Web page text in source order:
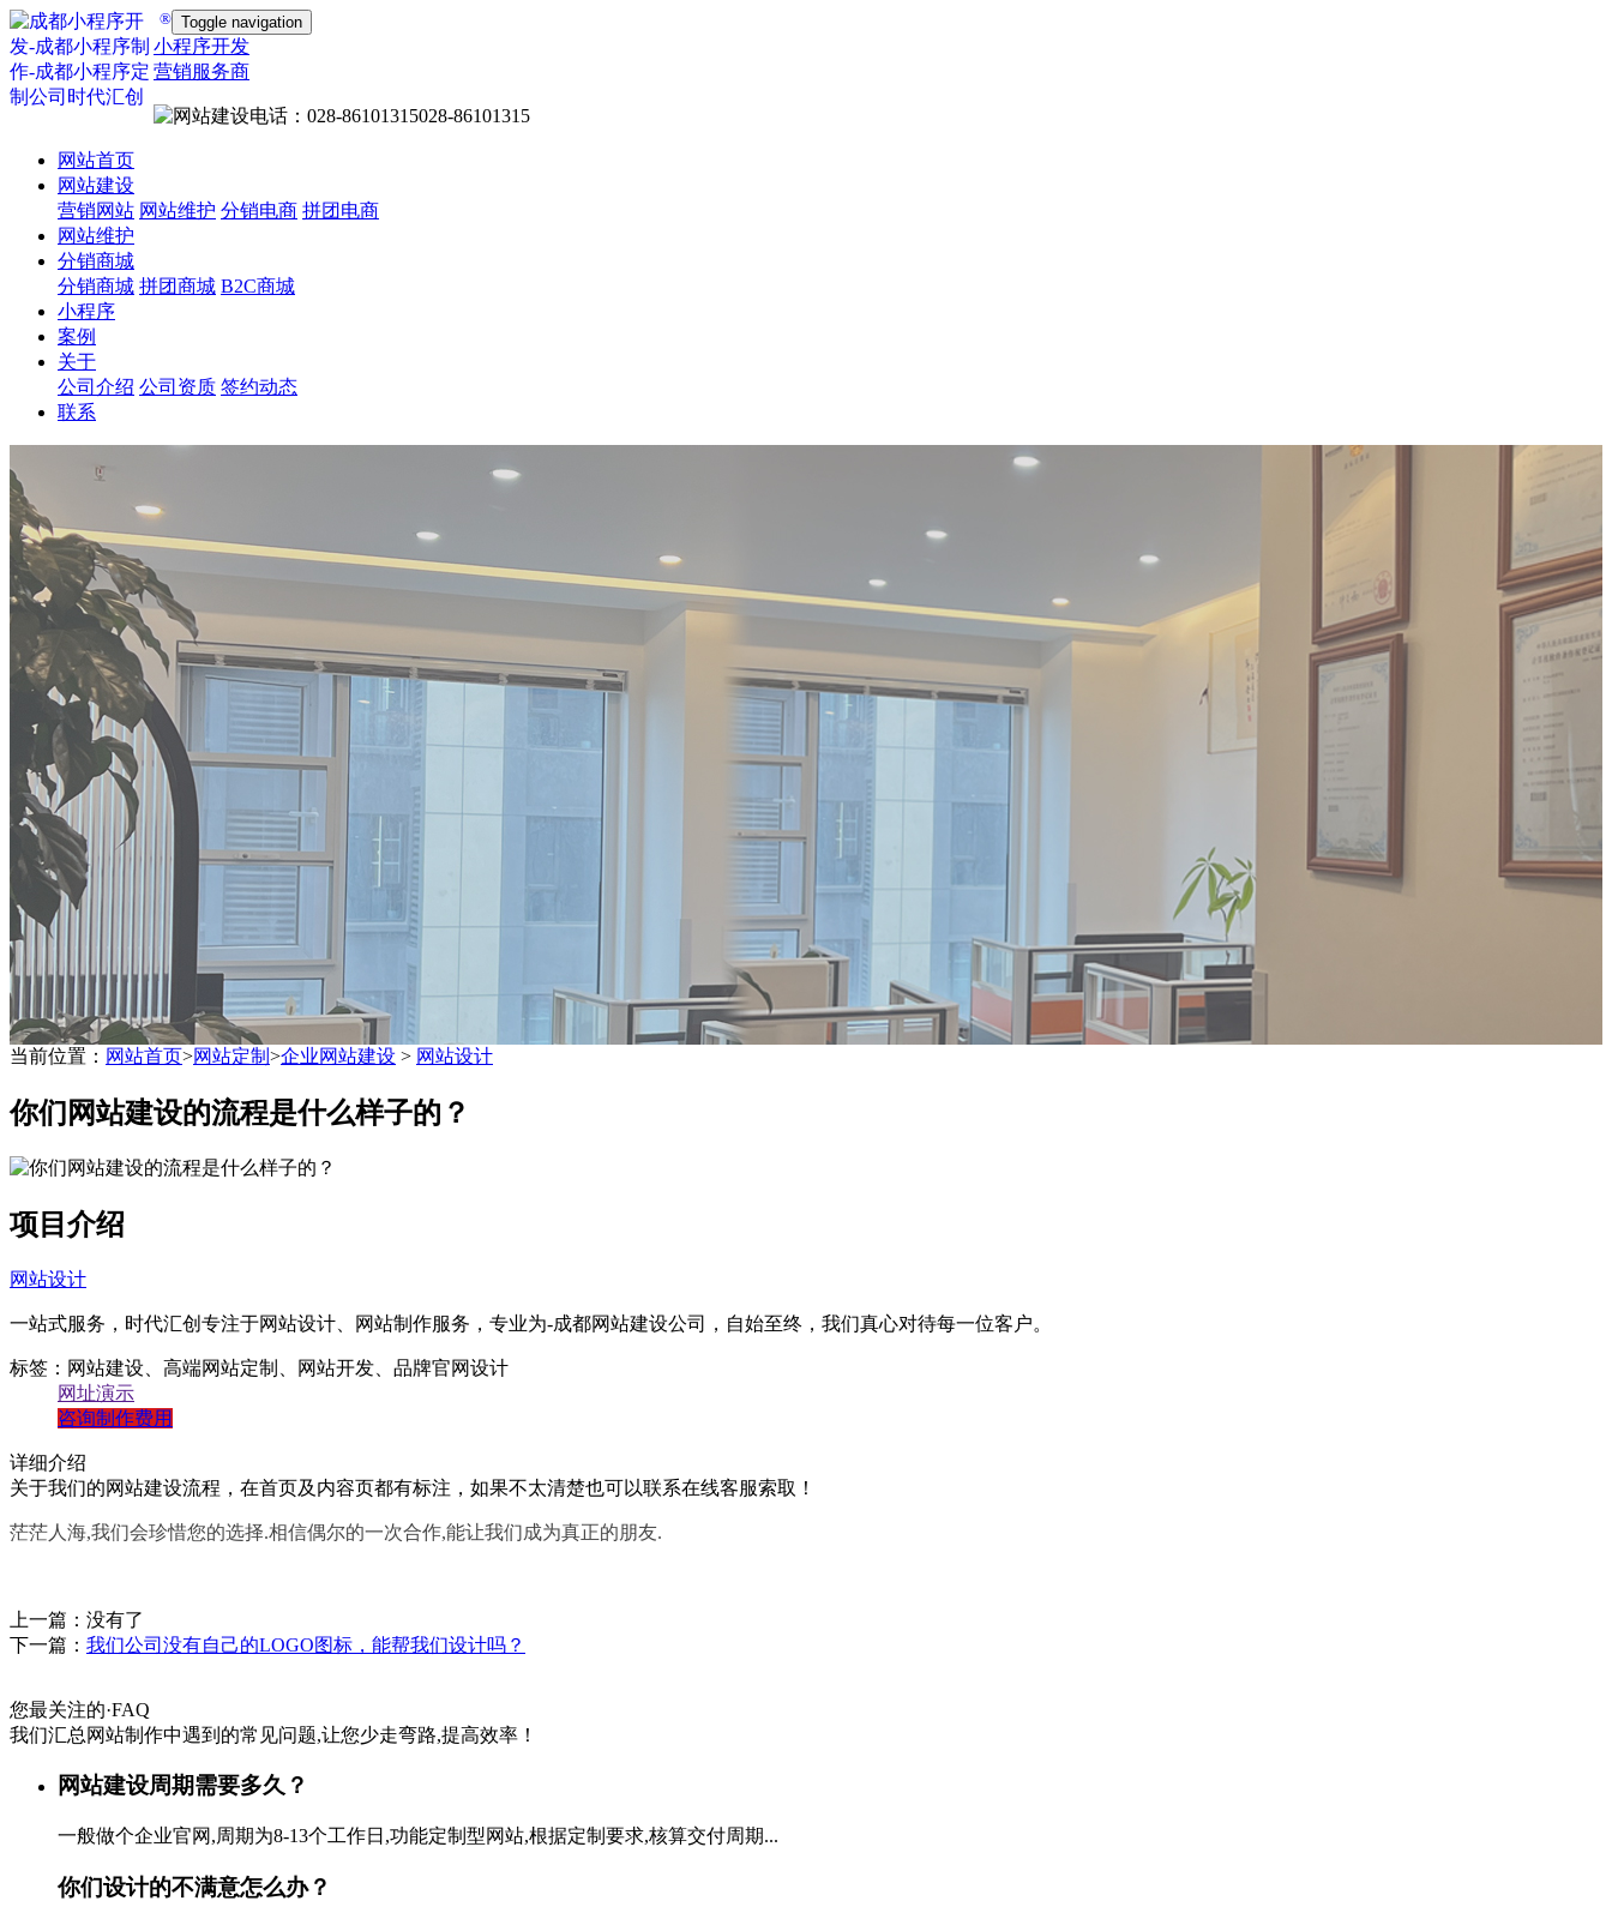
Toggle navigation
®
小程序开发
营销服务商
028-86101315
网站首页
网站建设
营销网站 网站维护 分销电商 拼团电商
网站维护
分销商城
分销商城 拼团商城 B2C商城
小程序
案例
关于
公司介绍 公司资质 签约动态
联系
带后台管理系统
自主研发系统,易维护
当前位置： 网站首页>网站定制 >企业网站建设 > 网站设计
你们网站建设的流程是什么样子的？
项目介绍
网站设计
一站式服务，时代汇创专注于网站设计、网站制作服务，专业为-成都网站建设公司，自始至终，我们真心对待每一位客户。
标签：网站建设、高端网站定制、网站开发、品牌官网设计
网址演示
咨询制作费用
详细介绍
关于我们的网站建设流程，在首页及内容页都有标注，如果不太清楚也可以联系在线客服索取！
茫茫人海,我们会珍惜您的选择.相信偶尔的一次合作,能让我们成为真正的朋友.
上一篇：没有了
下一篇： 我们公司没有自己的LOGO图标，能帮我们设计吗？
您最关注的·FAQ
我们汇总网站制作中遇到的常见问题,让您少走弯路,提高效率！
网站建设周期需要多久？
一般做个企业官网,周期为8-13个工作日,功能定制型网站,根据定制要求,核算交付周期...
你们设计的不满意怎么办？